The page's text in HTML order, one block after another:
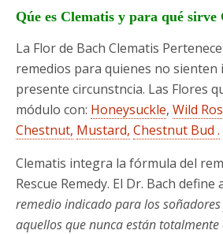
Qúe es Clematis y para qué sirve
La Flor de Bach Clematis
remedios para quienes no
presente circunstncia. Las Flores
módulo con: Honeysuckle, Wild
Chestnut, Mustard, Chestnut Bud .
Clematis integra la fórmula del
Rescue Remedy. El Dr. Bach define
remedio indicado para los
aquellos que nunca están totalmente